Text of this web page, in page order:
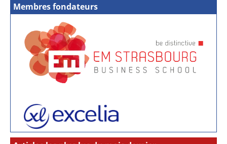
Membres fondateurs